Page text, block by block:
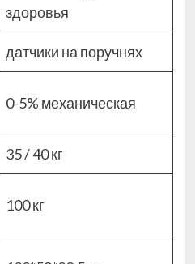
здоровья
датчики на поручнях
0-5% механическая
35 / 40 кг
100 кг